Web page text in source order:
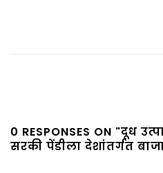
0 RESPONSES ON "दूध
सरकी पेंडीला देशांतर्गत